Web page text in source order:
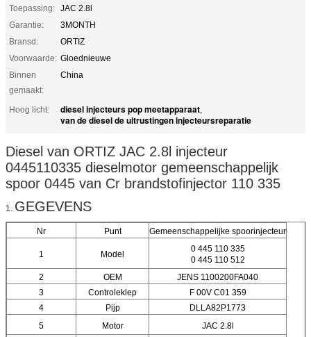
Toepassing: JAC 2.8l
Garantie:
3MONTH
Bransd:
ORTIZ
Voorwaarde: Gloednieuwe
Binnen
gemaakt:
China
Hoog licht: diesel injecteurs pop meetapparaat,
van de diesel de uitrustingen injecteursreparatie
Diesel van ORTIZ JAC 2.8l injecteur
0445110335 dieselmotor gemeenschappelijk
spoor 0445 van Cr brandstofinjector 110 335
1. GEGEVENS
Nr Punt Gemeenschappelijke spoorinjecteur
1 Model
0 445 110 335
0 445 110 512
2
OEM
JENS 1100200FA040
3
Controleklep
F 00V C01 359
4
Pijp
DLLA82P1773
5
Motor
JAC 2.8l